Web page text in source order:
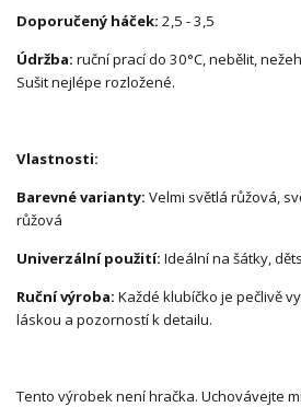
Doporučený háček: 2,5 - 3,5
Údržba: ruční prací do 30°C, nebělit,
Sušit nejlépe rozložené.
Vlastnosti:
Barevné varianty: Velmi světlá růžová,
růžová
Univerzální použití: Ideální na šátky,
Ruční výroba: Každé klubíčko je pečlivě
láskou a pozorností k detailu.
Tento výrobek není hračka. Uchovávejte